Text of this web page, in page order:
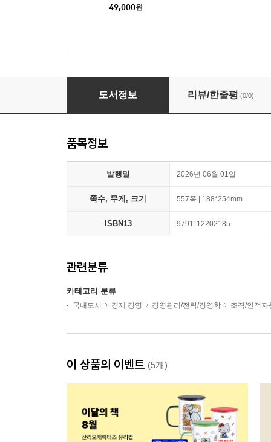
49,000원
인도네시아 조세소송 판례집 II - 부가가치세·기
도서정보 리뷰/한줄평 (0/0)
품목정보
발행일 2026년 06월 01일
쪽수, 무게, 크기 557쪽 | 188*254mm
ISBN13 9791112202185
관련분류
카테고리 분류
국내도서 경제 경영 경영관리/전략/경영학 조직/인적자
이 상품의 이벤트 (5개)